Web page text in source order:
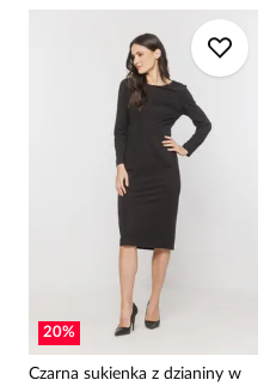
20%
Czarna sukienka z dzianiny w